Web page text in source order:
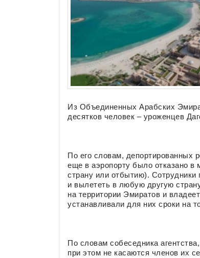
Из Объединенных Арабских
десятков человек – уроженцев
По его словам, депортированных
еще в аэропорту было отказано
страну или отбытию). Сотрудники
и вылететь в любую другую
на территории Эмиратов и
устанавливали для них сроки на
По словам собеседника
при этом не касаются членов их